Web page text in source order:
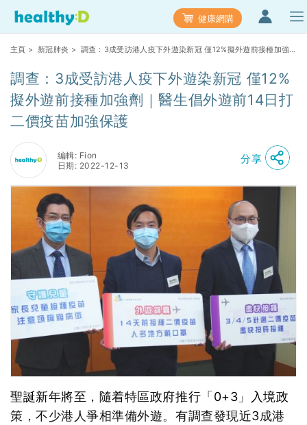
健康網購
主頁 > 新冠肺炎 > 調查：3成受訪港人疫下外遊染新冠 僅12%擬外遊前接種加強
調查：3成受訪港人疫下外遊染新冠 僅12%
擬外遊前接種加強劑｜醫生倡外遊前14日打
二價疫苗加強保護
編輯: Fion
日期: 2022-12-13
分享
聖誕新年將至，隨着特區政府推行「0+3」入境政
策，不少港人爭相準備外遊。有調查發現近3成港